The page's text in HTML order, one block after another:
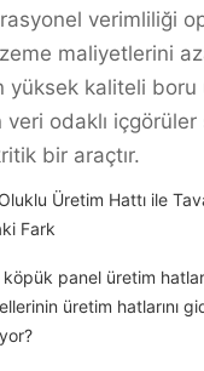
verimliliği
maliyetlerini
yüksek kaliteli boru
veri odaklı içgörüler
bir araçtır.
Üretim Hattı ile
Fark
köpük panel üretim
üretim hatlarını